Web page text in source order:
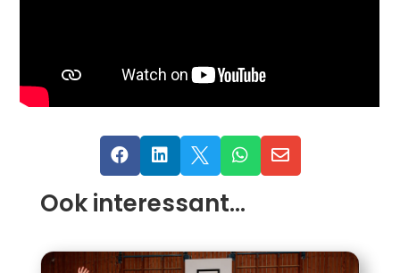
    
Ook interessant…